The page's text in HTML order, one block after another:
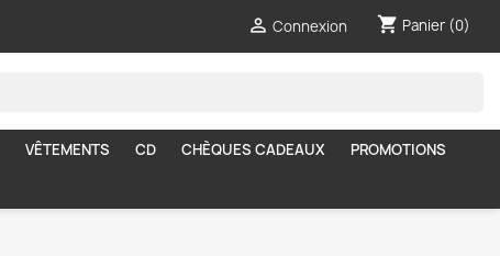
 Connexion shopping_cart Panier (0)
VÊTEMENTS CD CHÈQUES CADEAUX
PROMOTIONS